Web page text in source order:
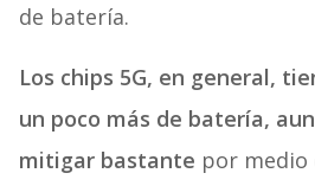
de batería.
Los chips 5G, en general,
un poco más de batería,
mitigar bastante por medio